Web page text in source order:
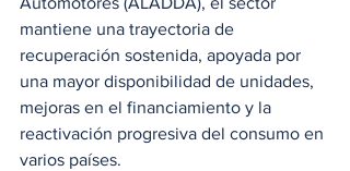
mantiene una trayectoria de
recuperación sostenida, apoyada por
una mayor disponibilidad de unidades,
mejoras en el financiamiento y la
reactivación progresiva del consumo en
varios países.